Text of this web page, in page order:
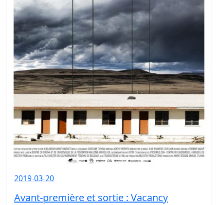
2019-03-20
Avant-première et sortie : Vacancy